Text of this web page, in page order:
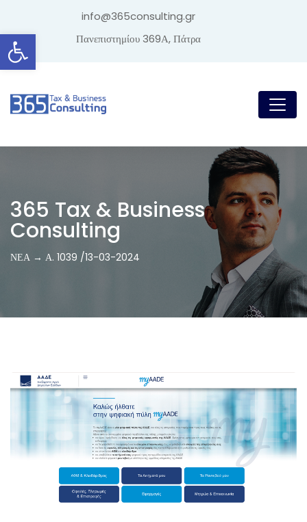
Ανοίξτε τη γραμμή εργαλείων
info@365consulting.gr
Πανεπιστημίου 369Α, Πάτρα
365 Tax & Business
Consulting
ΝΕΑ → Α. 1039 /13-03-2024